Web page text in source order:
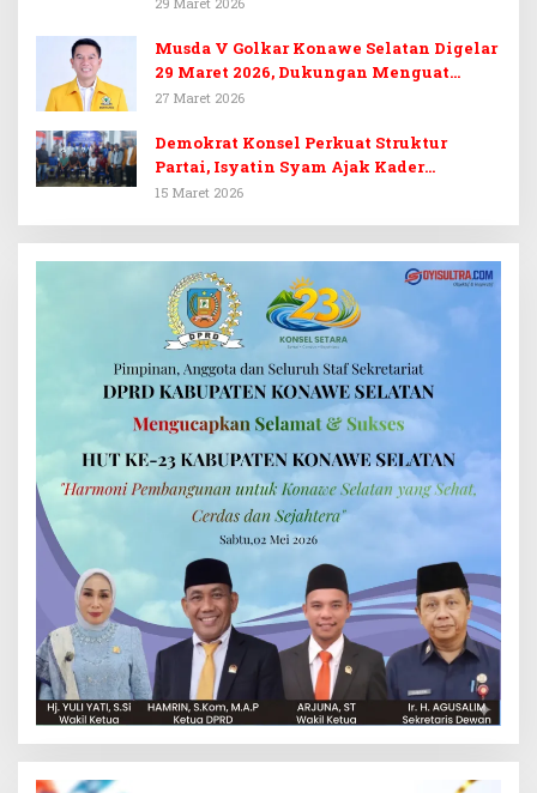
Musda V Golkar Konawe Selatan Digelar
29 Maret 2026, Dukungan Menguat
untuk Irham Kalenggo
27 Maret 2026
Demokrat Konsel Perkuat Struktur
Partai, Isyatin Syam Ajak Kader
Kembalikan Kejayaan
15 Maret 2026